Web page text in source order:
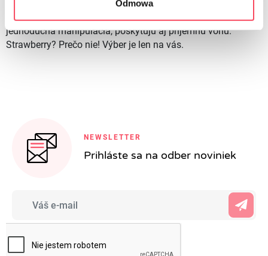
Odmowa
srdcia našich klientov. Je to sotva prekvapujúce, pretože
okrem štandardných funkcií, ako je kvalita, trvanlivosť a
jednoduchá manipulácia, poskytujú aj príjemnú vôňu.
Strawberry? Prečo nie! Výber je len na vás.
NEWSLETTER
Prihláste sa na odber noviniek